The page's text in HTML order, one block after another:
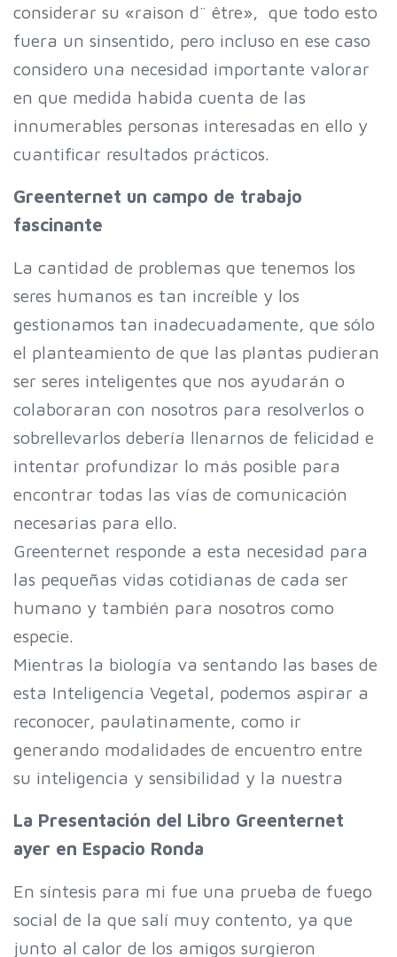
considerar su «raison d¨ être», que todo esto
fuera un sinsentido, pero incluso en ese caso
considero una necesidad importante valorar
en que medida habida cuenta de las
innumerables personas interesadas en ello y
cuantificar resultados prácticos.
Greenternet un campo de trabajo
fascinante
La cantidad de problemas que tenemos los
seres humanos es tan increíble y los
gestionamos tan inadecuadamente, que sólo
el planteamiento de que las plantas pudieran
ser seres inteligentes que nos ayudarán o
colaboraran con nosotros para resolverlos o
sobrellevarlos debería llenarnos de felicidad e
intentar profundizar lo más posible para
encontrar todas las vías de comunicación
necesarias para ello.
Greenternet responde a esta necesidad para
las pequeñas vidas cotidianas de cada ser
humano y también para nosotros como
especie.
Mientras la biología va sentando las bases de
esta Inteligencia Vegetal, podemos aspirar a
reconocer, paulatinamente, como ir
generando modalidades de encuentro entre
su inteligencia y sensibilidad y la nuestra
La Presentación del Libro Greenternet
ayer en Espacio Ronda
En síntesis para mi fue una prueba de fuego
social de la que salí muy contento, ya que
junto al calor de los amigos surgieron